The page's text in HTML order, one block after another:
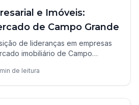
e Imóveis:
de Campo Grande
de lideranças em empresas
imobiliário de Campo
min de leitura